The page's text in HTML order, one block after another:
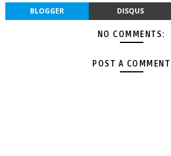
BLOGGER DISQUS
NO COMMENTS:
POST A COMMENT